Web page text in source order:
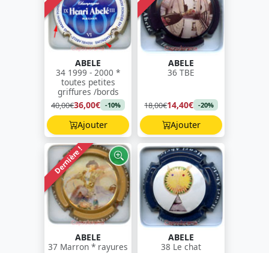
ABELE
34 1999 - 2000 *
toutes petites
griffures /bords
40,00€36,00€ -10%
Ajouter
ABELE
36 TBE
18,00€14,40€ -20%
Ajouter
Dernière !
ABELE
37 Marron * rayures
ABELE
38 Le chat